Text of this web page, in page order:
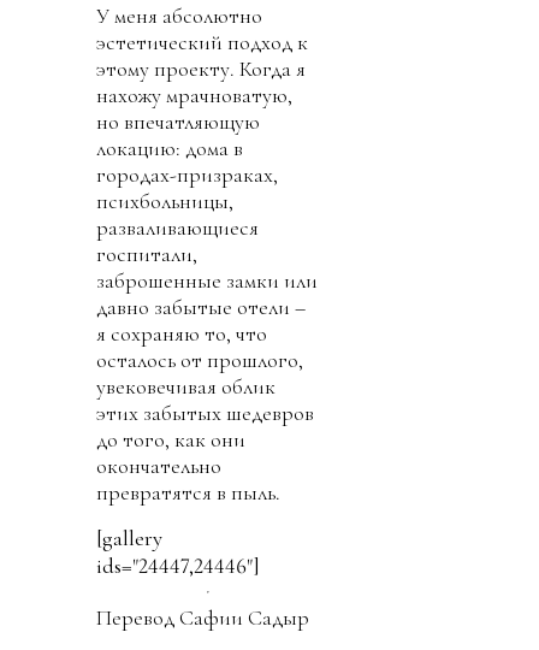
У меня абсолютно
эстетический подход к
этому проекту. Когда я
нахожу мрачноватую,
но впечатляющую
локацию: дома в
городах-призраках,
психбольницы,
разваливающиеся
госпитали,
заброшенные замки или
давно забытые отели –
я сохраняю то, что
осталось от прошлого,
увековечивая облик
этих забытых шедевров
до того, как они
окончательно
превратятся в пыль.
[gallery
ids="24447,24446"]
Перевод Сафии Садыр